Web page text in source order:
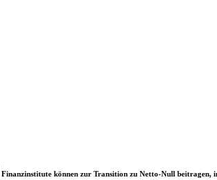
Finanzinstitute können zur Transition zu Netto-Null beitragen,